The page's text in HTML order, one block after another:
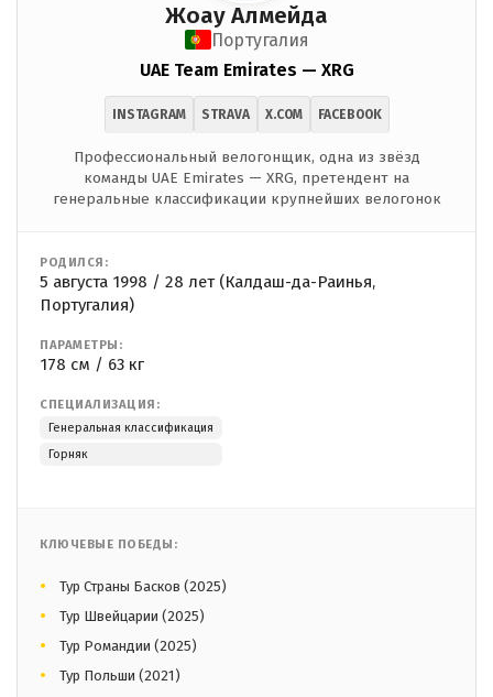
Жоау Алмейда
Португалия
UAE Team Emirates — XRG
INSTAGRAM STRAVA X.COM FACEBOOK
Профессиональный велогонщик, одна из звёзд
команды UAE Emirates — XRG, претендент на
генеральные классификации крупнейших велогонок
РОДИЛСЯ:
5 августа 1998 / 28 лет (Калдаш-да-Раинья,
Португалия)
ПАРАМЕТРЫ:
178 см / 63 кг
СПЕЦИАЛИЗАЦИЯ:
Генеральная классификация
Горняк
КЛЮЧЕВЫЕ ПОБЕДЫ:
Тур Страны Басков (2025)
Тур Швейцарии (2025)
Тур Романдии (2025)
Тур Польши (2021)